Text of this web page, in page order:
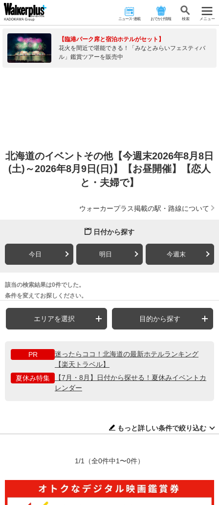
ニュース･連載 おでかけ情報 検 索 メニュー
【臨港パーク席と宿泊ホテルがセット】
花火を間近で堪能できる！「みなとみらいフェスティバ
ル」鑑賞ツアーを販売中
北海道のイベントその他【今週末2026年8月8日
(土)～2026年8月9日(日)】【お昼開催】【恋人
と・夫婦で】
ウォーカープラス掲載の駅・路線について
日付から探す
今日 明日 今週末
該当の検索結果は0件でした。
条件を変えてお探しください。
エリアを選択 目的から探す
PR
迷ったらココ！北海道の最新ホテルランキング
【楽天トラベル】
夏休み特集
【7月・8月】日付から探せる！夏休みイベントカ
レンダー
もっと詳しい条件で絞り込む
1/1 （全0件中1〜0件）